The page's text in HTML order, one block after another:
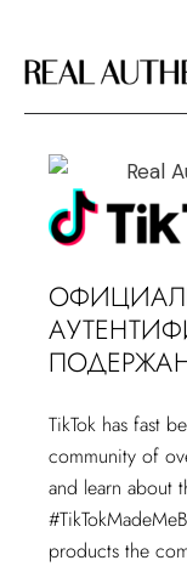
TikTok has fast
community of
and learn about
products the